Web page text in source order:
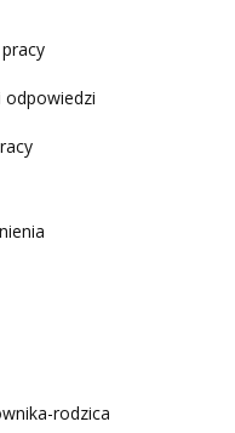
odpowiedzi
rodzica